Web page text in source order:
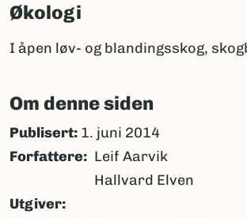
Økologi
I åpen løv- og blandingsskog,
Om denne siden
Publisert: 1. juni 2014
Forfattere
Leif Aarvik
Hallvard Elven
Utgiver